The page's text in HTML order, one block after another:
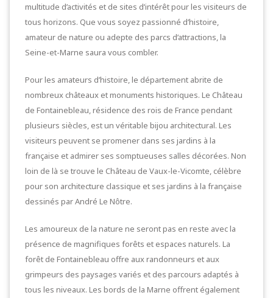
multitude d’activités et de sites d’intérêt pour les visiteurs de
tous horizons. Que vous soyez passionné d’histoire,
amateur de nature ou adepte des parcs d’attractions, la
Seine-et-Marne saura vous combler.
Pour les amateurs d’histoire, le département abrite de
nombreux châteaux et monuments historiques. Le Château
de Fontainebleau, résidence des rois de France pendant
plusieurs siècles, est un véritable bijou architectural. Les
visiteurs peuvent se promener dans ses jardins à la
française et admirer ses somptueuses salles décorées. Non
loin de là se trouve le Château de Vaux-le-Vicomte, célèbre
pour son architecture classique et ses jardins à la française
dessinés par André Le Nôtre.
Les amoureux de la nature ne seront pas en reste avec la
présence de magnifiques forêts et espaces naturels. La
forêt de Fontainebleau offre aux randonneurs et aux
grimpeurs des paysages variés et des parcours adaptés à
tous les niveaux. Les bords de la Marne offrent également